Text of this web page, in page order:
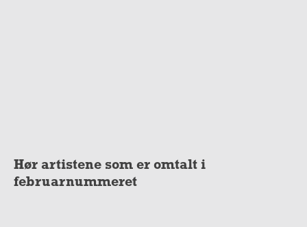
Hør artistene som er omtalt i
februarnummeret